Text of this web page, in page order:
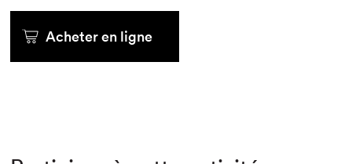
Acheter en ligne